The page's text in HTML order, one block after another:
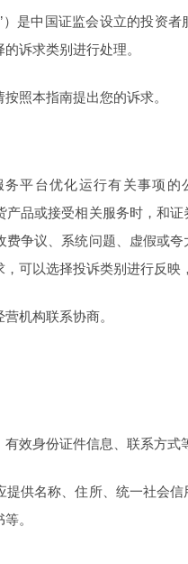
）是中国证监会设立的投资
诉求类别进行处理。
照本指南提出您的诉求。
平台优化运行有关事项的
品或接受相关服务时，和
争议、系统问题、虚假或
可以选择投诉类别进行反映
机构联系协商。
效身份证件信息、联系方式
供名称、住所、统一社会
。